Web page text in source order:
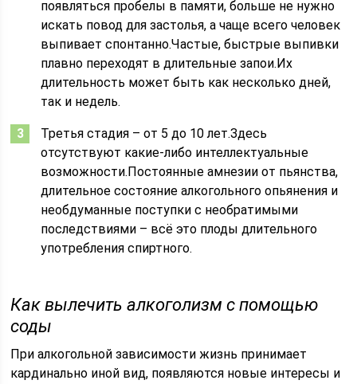
появляться пробелы в памяти, больше не нужно
искать повод для застолья, а чаще всего человек
выпивает спонтанно.Частые, быстрые выпивки
плавно переходят в длительные запои.Их
длительность может быть как несколько дней,
так и недель.
Третья стадия – от 5 до 10 лет.Здесь
отсутствуют какие-либо интеллектуальные
возможности.Постоянные амнезии от пьянства,
длительное состояние алкогольного опьянения и
необдуманные поступки с необратимыми
последствиями – всё это плоды длительного
употребления спиртного.
Как вылечить алкоголизм с помощью
соды
При алкогольной зависимости жизнь принимает
кардинально иной вид, появляются новые интересы и